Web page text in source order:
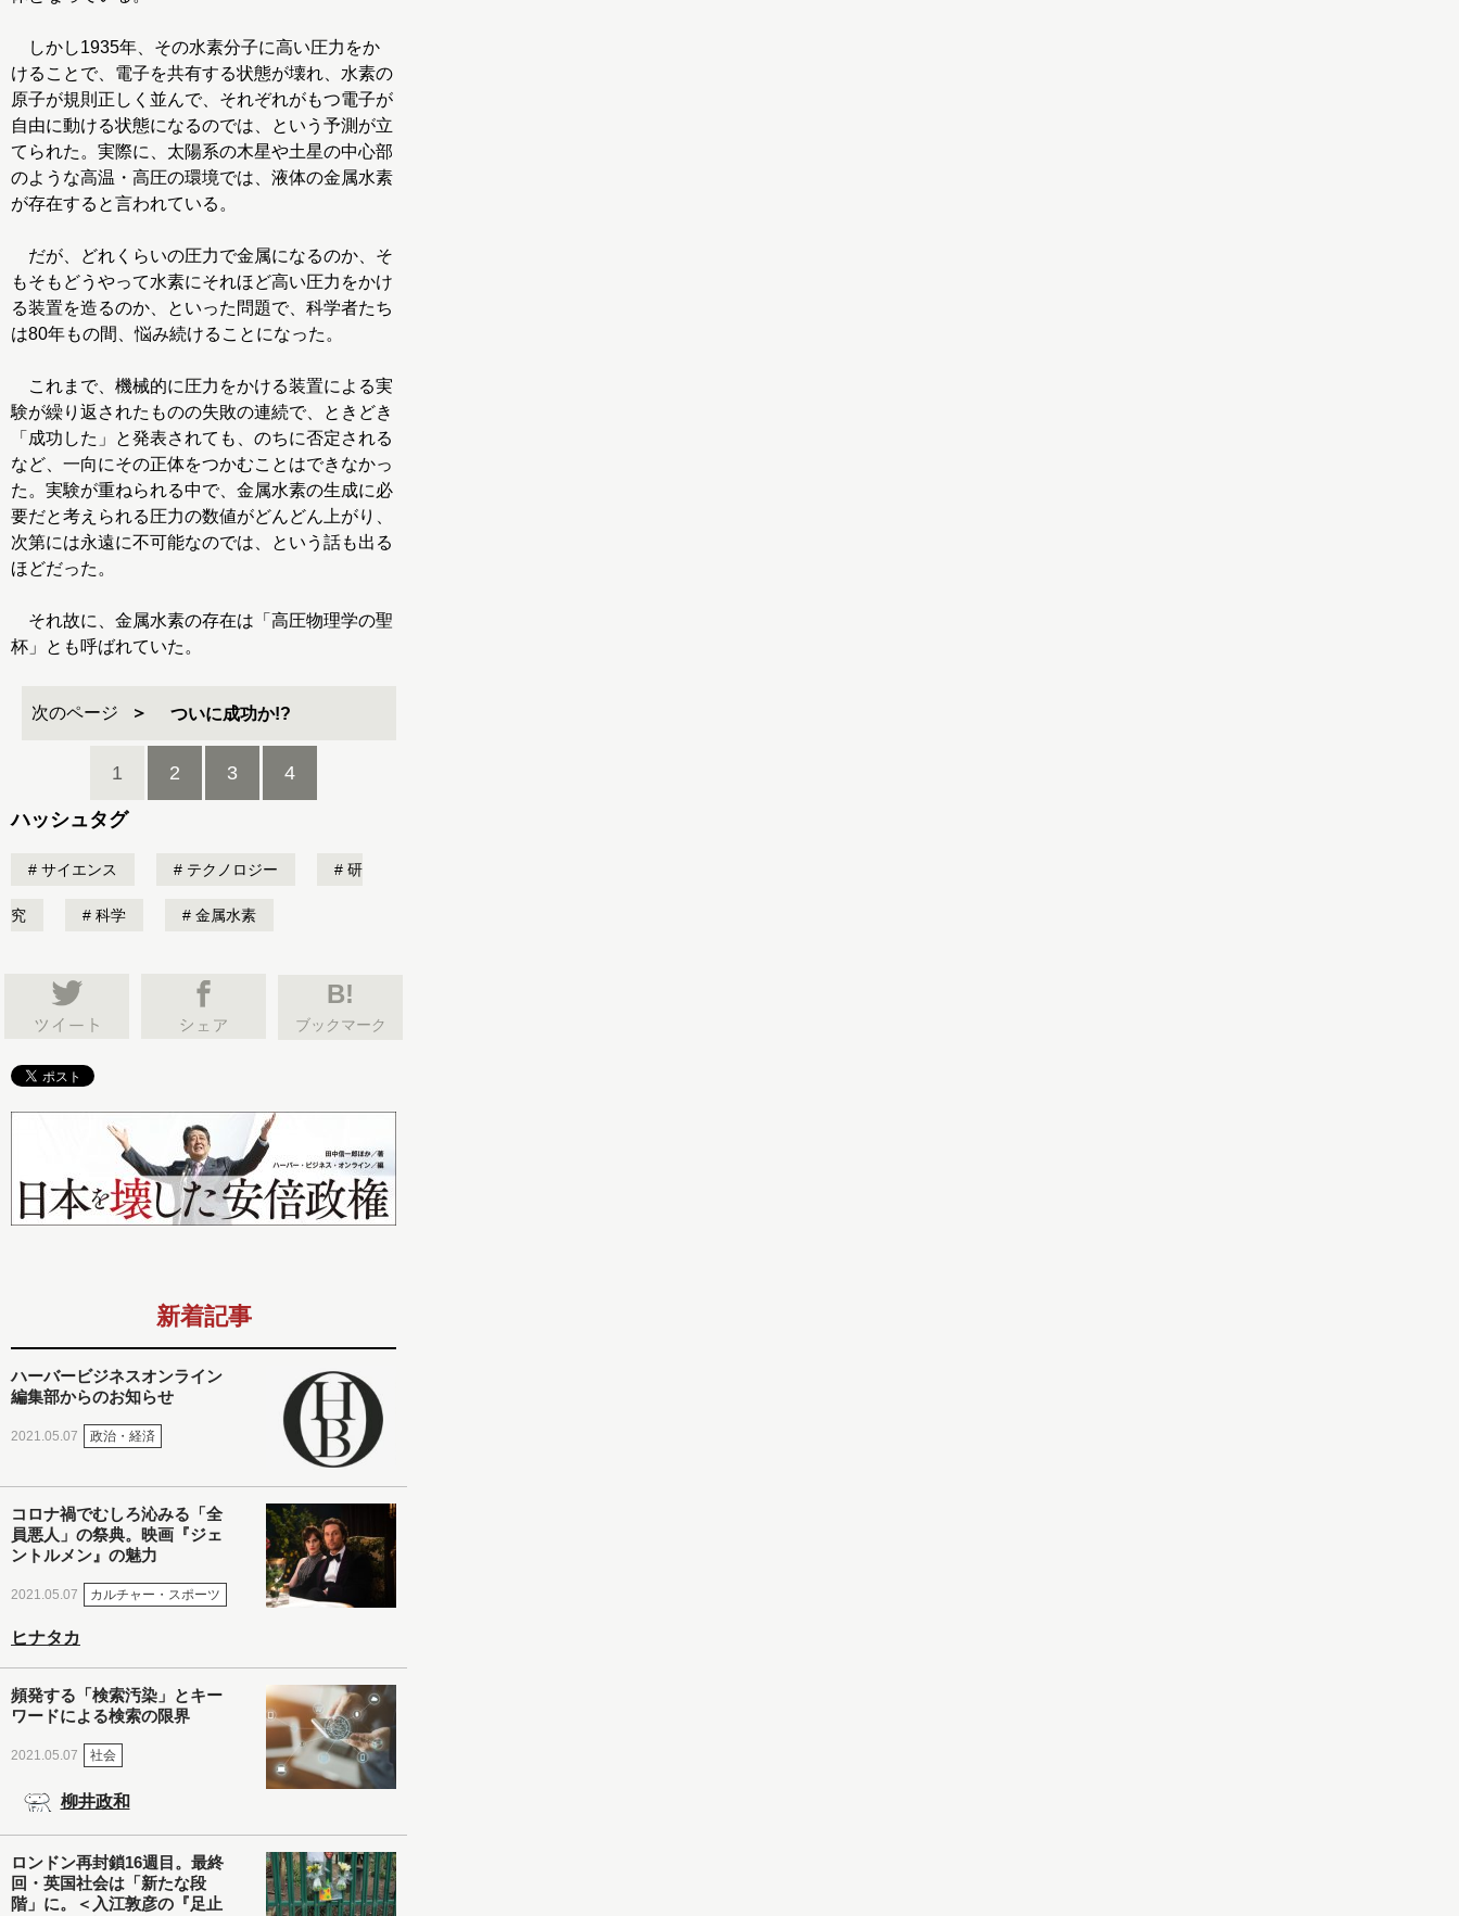
しかし1935年、その水素分子に高い圧力をか
けることで、電子を共有する状態が壊れ、水素の
原子が規則正しく並んで、それぞれがもつ電子が
自由に動ける状態になるのでは、という予測が立
てられた。実際に、太陽系の木星や土星の中心部
のような高温・高圧の環境では、液体の金属水素
が存在すると言われている。
だが、どれくらいの圧力で金属になるのか、そ
もそもどうやって水素にそれほど高い圧力をかけ
る装置を造るのか、といった問題で、科学者たち
は80年もの間、悩み続けることになった。
これまで、機械的に圧力をかける装置による実
験が繰り返されたものの失敗の連続で、ときどき
「成功した」と発表されても、のちに否定される
など、一向にその正体をつかむことはできなかっ
た。実験が重ねられる中で、金属水素の生成に必
要だと考えられる圧力の数値がどんどん上がり、
次第には永遠に不可能なのでは、という話も出る
ほどだった。
それ故に、金属水素の存在は「高圧物理学の聖
杯」とも呼ばれていた。
次のページ ついに成功か!?
1 2 3 4
ハッシュタグ
サイエンス テクノロジー 研
究 科学 金属水素
B!
ブックマーク
新着記事
ハーバービジネスオンライン
編集部からのお知らせ
2021.05.07 政治・経済
コロナ禍でむしろ沁みる「全
員悪人」の祭典。映画『ジェ
ントルメン』の魅力
2021.05.07 カルチャー・スポーツ
ヒナタカ
頻発する「検索汚染」とキー
ワードによる検索の限界
2021.05.07 社会
柳井政和
ロンドン再封鎖16週目。最終
回・英国社会は「新たな段
階」に。＜入江敦彦の『足止